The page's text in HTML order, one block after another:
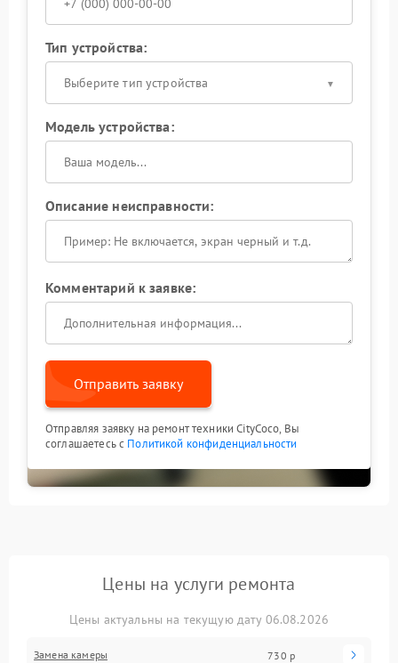
Тип устройства:
Выберите тип устройства
Модель устройства:
Описание неисправности:
Комментарий к заявке:
Отправить заявку
Отправляя заявку на ремонт техники CityCoco, Вы
соглашаетесь с Политикой конфиденциальности
Цены на услуги ремонта
Цены актуальны на текущую дату 06.08.2026
Замена камеры 730 р